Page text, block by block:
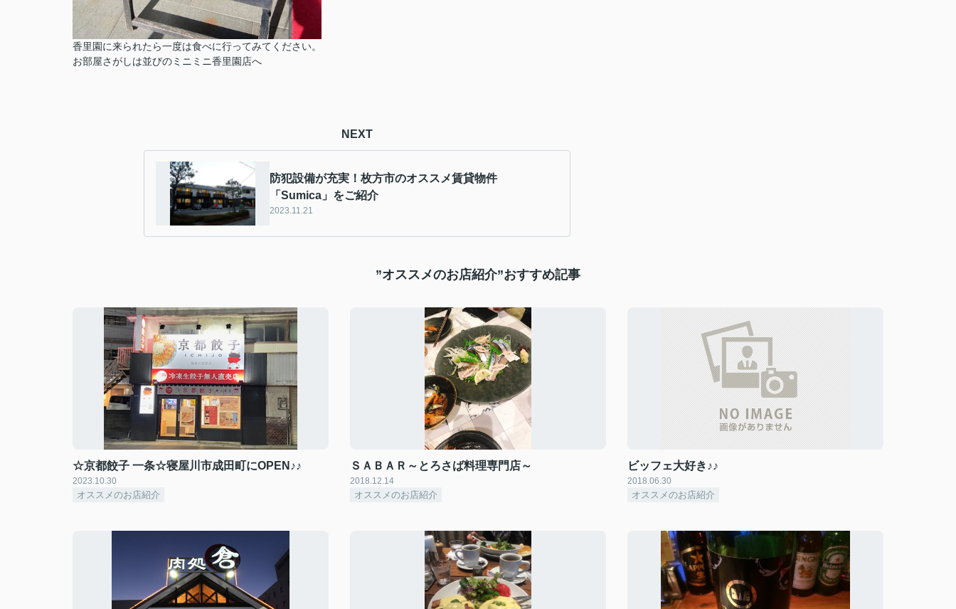
香里園に来られたら一度は食べに行ってみてください。
お部屋さがしは並びのミニミニ香里園店へ
NEXT
防犯設備が充実！枚方市のオススメ賃貸物件
「Sumica」をご紹介
2023.11.21
”オススメのお店紹介”おすすめ記事
☆京都餃子 一条☆寝屋川市成田町にOPEN♪♪
2023.10.30
オススメのお店紹介
ＳＡＢＡＲ～とろさば料理専門店～
2018.12.14
オススメのお店紹介
ビッフェ大好き♪♪
2018.06.30
オススメのお店紹介